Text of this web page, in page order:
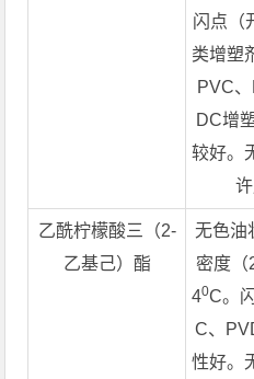
闪点（
类增塑
PVC
DC增
较好。
乙酰柠檬酸三（2-
乙基己）酯
无色油
密度（
40C。
C、
性好。